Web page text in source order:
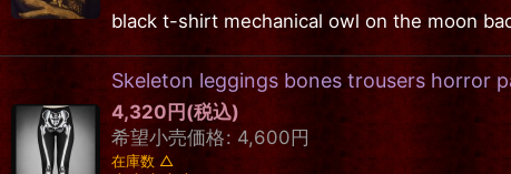
black t-shirt mechanical owl on the moon
Skeleton leggings bones trousers horror
4,320円(税込)
希望小売価格: 4,600円
在庫数 △